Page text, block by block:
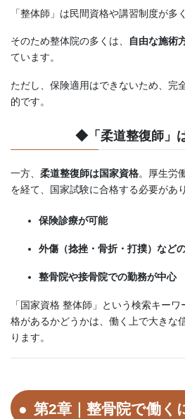
「整体師」は民間資格や講習制度が多く
そのため整体院の多くは、 自由な施術
ています。
ただし、保険適用はできないため、完
的です。
◆「柔道整復師」
一方、 柔道整復師は国家資格。厚生労
を経て、国家試験に合格する必要があ
保険診療が可能
外傷（捻挫・骨折・打撲）など
整骨院や接骨院での勤務が中心
「国家資格 整体師」という検索キー
格があるかどうかは、働く上で大きな
ります。
第2章｜整骨院で働く